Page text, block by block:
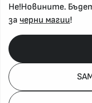
За нас
Напиши Не!Новина
Абонирай се
Не!Новините.
за черни магии!